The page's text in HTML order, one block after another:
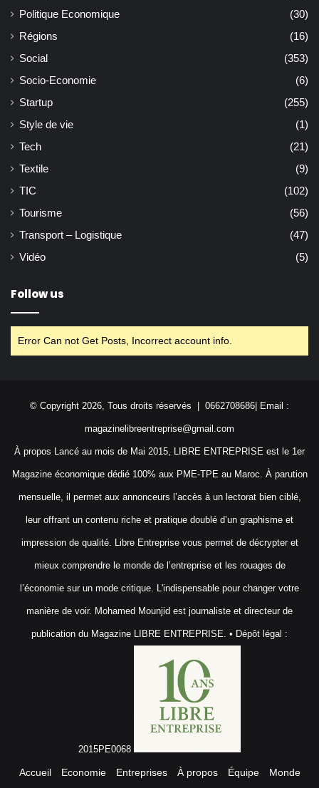
Politique Economique
(30)
Régions
(16)
Social
(353)
Socio-Economie
(6)
Startup
(255)
Style de vie
(1)
Tech
(21)
Textile
(9)
TIC
(102)
Tourisme
(56)
Transport – Logistique
(47)
Vidéo
(5)
Follow us
Error Can not Get Posts, Incorrect account info.
© Copyright 2026, Tous droits réservés | 0662708686| Email :
magazinelibreentreprise@gmail.com
À propos Lancé au mois de Mai 2015, LIBRE ENTREPRISE est le 1er
Magazine économique dédié 100% aux PME-TPE au Maroc. À parution
mensuelle, il permet aux annonceurs l’accès à un lectorat bien ciblé,
leur offrant un contenu riche et pratique doublé d’un graphisme et
impression de qualité. Libre Entreprise vous permet de décrypter et
mieux comprendre le monde de l’entreprise et les rouages de
l’économie sur un mode critique. L'indispensable pour changer votre
manière de voir. Mohamed Mounjid est journaliste et directeur de
publication du Magazine LIBRE ENTREPRISE. • Dépôt légal :
2015PE0068
Accueil Economie Entreprises À propos Équipe Monde